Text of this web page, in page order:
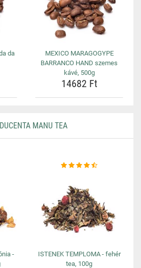
da
MEXICO MARAGOGYPE
BARRANCO HAND szemes
kávé, 500g
14682 Ft
MANU TEA
-
ISTENEK TEMPLOMA - fehér
tea, 100g